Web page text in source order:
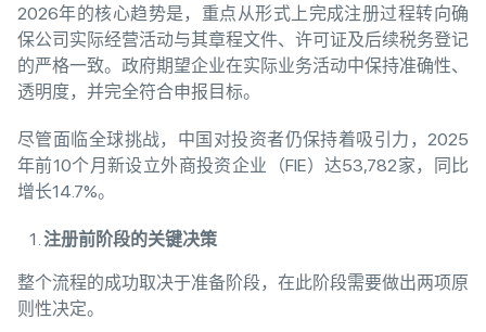
2026年的核心趋势是，重点从形式上完成注册过程转向确
保公司实际经营活动与其章程文件、许可证及后续税务登记
的严格一致。政府期望企业在实际业务活动中保持准确性、
透明度，并完全符合申报目标。
尽管面临全球挑战，中国对投资者仍保持着吸引力，2025
年前10个月新设立外商投资企业（FIE）达53,782家，同比
增长14.7%。
注册前阶段的关键决策
整个流程的成功取决于准备阶段，在此阶段需要做出两项原
则性决定。